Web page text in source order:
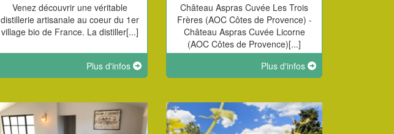
Venez découvrir une véritable
distillerie artisanale au coeur du 1er
village bio de France. La distiller[...]
Plus d'infos
Château Aspras Cuvée Les Trois
Frères (AOC Côtes de Provence) -
Château Aspras Cuvée Licorne
(AOC Côtes de Provence)[...]
Plus d'infos